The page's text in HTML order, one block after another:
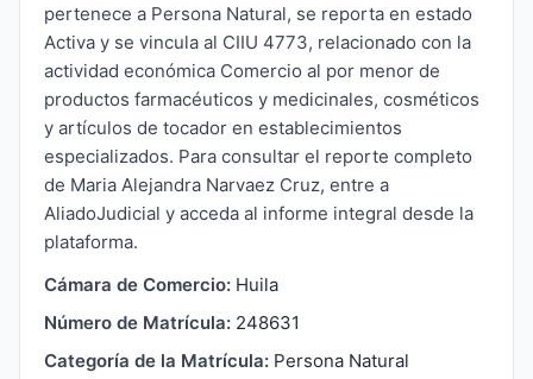
pertenece a Persona Natural, se reporta en estado
Activa y se vincula al CIIU 4773, relacionado con la
actividad económica Comercio al por menor de
productos farmacéuticos y medicinales, cosméticos
y artículos de tocador en establecimientos
especializados. Para consultar el reporte completo
de Maria Alejandra Narvaez Cruz, entre a
AliadoJudicial y acceda al informe integral desde la
plataforma.
Cámara de Comercio: Huila
Número de Matrícula: 248631
Categoría de la Matrícula: Persona Natural